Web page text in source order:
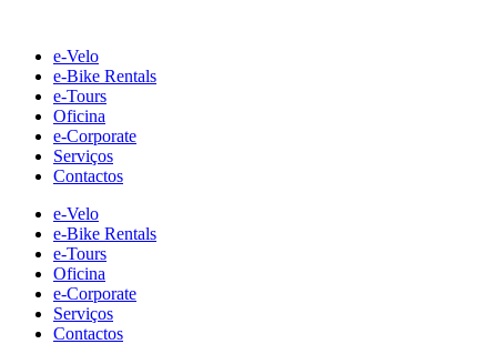
contente-Velo
e-Bike Rentals
e-Tours
Oficina
e-Corporate
Serviços
Contactos
e-Velo
e-Bike Rentals
e-Tours
Oficina
e-Corporate
Serviços
Contactos